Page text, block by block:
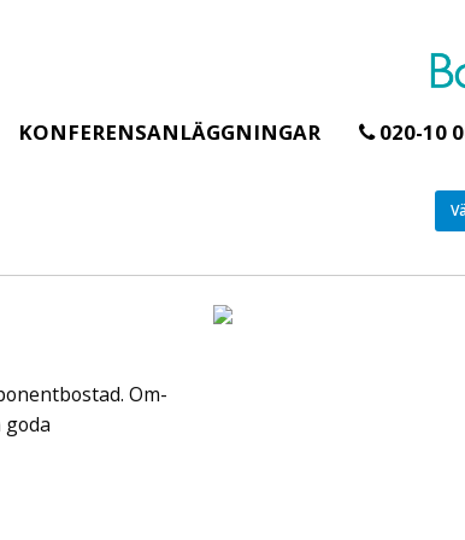
KONFERENSANLÄGGNINGAR 020-10
Om-
helt hotell. På
Åhus. För grupper
en full abonnering